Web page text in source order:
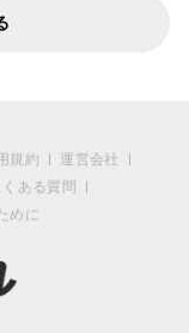
規約
運営会社
くある質問
めに